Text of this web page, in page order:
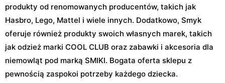
produkty od renomowanych producentów, takich jak
Hasbro, Lego, Mattel i wiele innych. Dodatkowo, Smyk
oferuje również produkty swoich własnych marek, takich
jak odzież marki COOL CLUB oraz zabawki i akcesoria dla
niemowląt pod marką SMIKI. Bogata oferta sklepu z
pewnością zaspokoi potrzeby każdego dziecka.